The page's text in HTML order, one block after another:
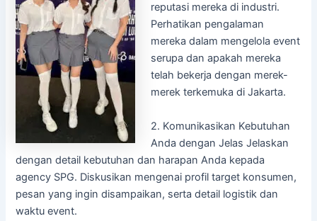
reputasi mereka di industri.
Perhatikan pengalaman
mereka dalam mengelola event
serupa dan apakah mereka
telah bekerja dengan merek-
merek terkemuka di Jakarta.
2. Komunikasikan Kebutuhan
Anda dengan Jelas Jelaskan
dengan detail kebutuhan dan harapan Anda kepada
agency SPG. Diskusikan mengenai profil target konsumen,
pesan yang ingin disampaikan, serta detail logistik dan
waktu event.